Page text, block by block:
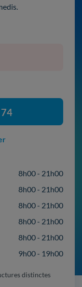
8h00 - 21h00
8h00 - 21h00
8h00 - 21h00
8h00 - 21h00
8h00 - 21h00
9h00 - 19h00
distinctes